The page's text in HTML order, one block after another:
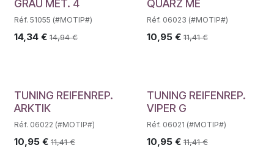
GRAU MET. 4
Réf. 51055 (#MOTIP#)
14,34 € 14,94€
QUARZ ME
Réf. 06023 (#MOTIP#)
10,95€ 11,41€
TUNING REIFENREP.
ARKTIK
Réf. 06022 (#MOTIP#)
10,95 € 11,41€
TUNING REIFENREP.
VIPER G
Réf. 06021 (#MOTIP#)
10,95€ 11,41€